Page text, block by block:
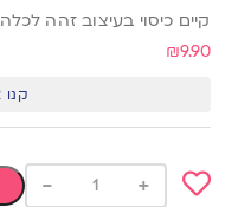
קיים כיסוי בעיצוב זהה לכלה
₪9.90
קנו 12 ב 8.5 שח
+
-